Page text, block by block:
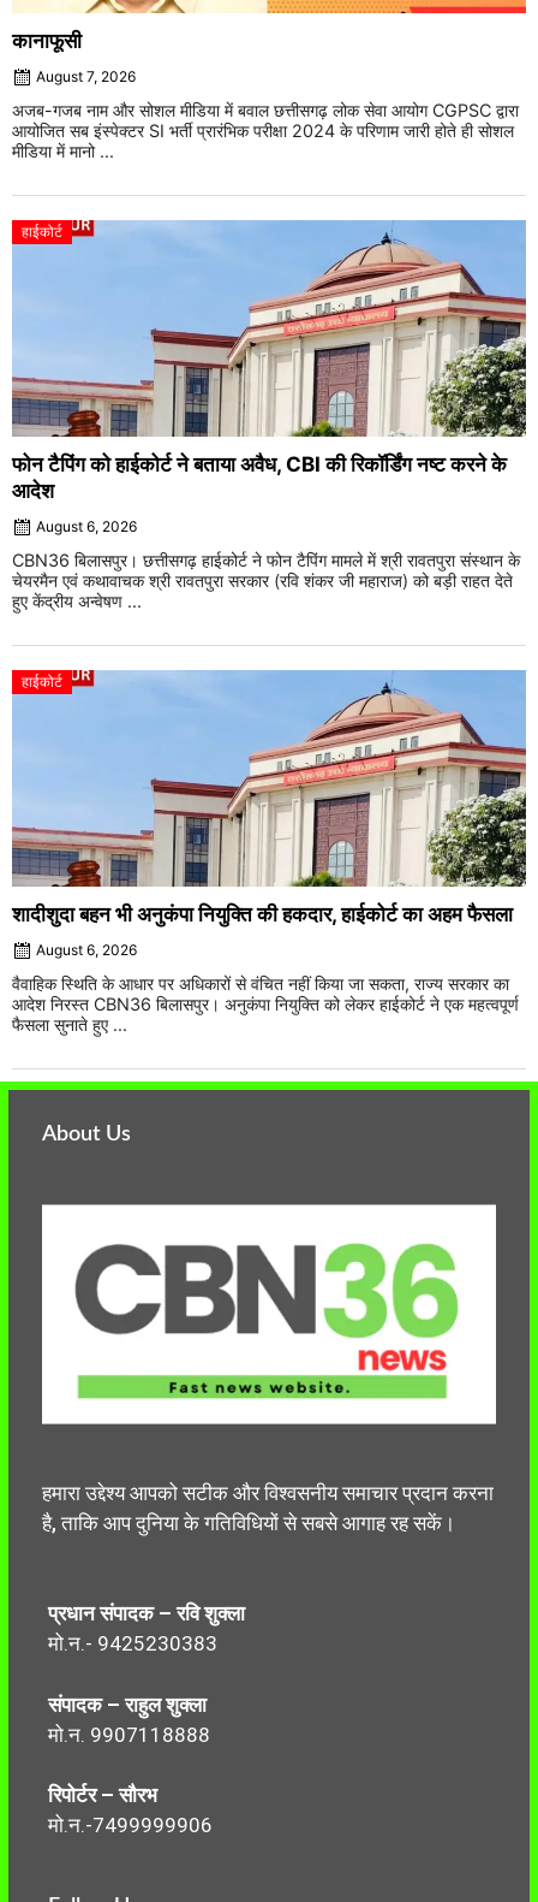
कानाफूसी
August 7, 2026
अजब-गजब नाम और सोशल मीडिया में बवाल छत्तीसगढ़ लोक सेवा आयोग CGPSC द्वारा
आयोजित सब इंस्पेक्टर SI भर्ती प्रारंभिक परीक्षा 2024 के परिणाम जारी होते ही सोशल
मीडिया में मानो ...
हाईकोर्ट
फोन टैपिंग को हाईकोर्ट ने बताया अवैध, CBI की रिकॉर्डिंग नष्ट करने के
आदेश
August 6, 2026
CBN36 बिलासपुर। छत्तीसगढ़ हाईकोर्ट ने फोन टैपिंग मामले में श्री रावतपुरा संस्थान के
चेयरमैन एवं कथावाचक श्री रावतपुरा सरकार (रवि शंकर जी महाराज) को बड़ी राहत देते
हुए केंद्रीय अन्वेषण ...
हाईकोर्ट
शादीशुदा बहन भी अनुकंपा नियुक्ति की हकदार, हाईकोर्ट का अहम फैसला
August 6, 2026
वैवाहिक स्थिति के आधार पर अधिकारों से वंचित नहीं किया जा सकता, राज्य सरकार का
आदेश निरस्त CBN36 बिलासपुर। अनुकंपा नियुक्ति को लेकर हाईकोर्ट ने एक महत्वपूर्ण
फैसला सुनाते हुए ...
About Us
हमारा उद्देश्य आपको सटीक और विश्वसनीय समाचार प्रदान करना
है, ताकि आप दुनिया के गतिविधियों से सबसे आगाह रह सकें।
प्रधान संपादक – रवि शुक्ला
मो.न.- 9425230383
संपादक – राहुल शुक्ला
मो.न. 9907118888
रिपोर्टर – सौरभ
मो.न.-7499999906